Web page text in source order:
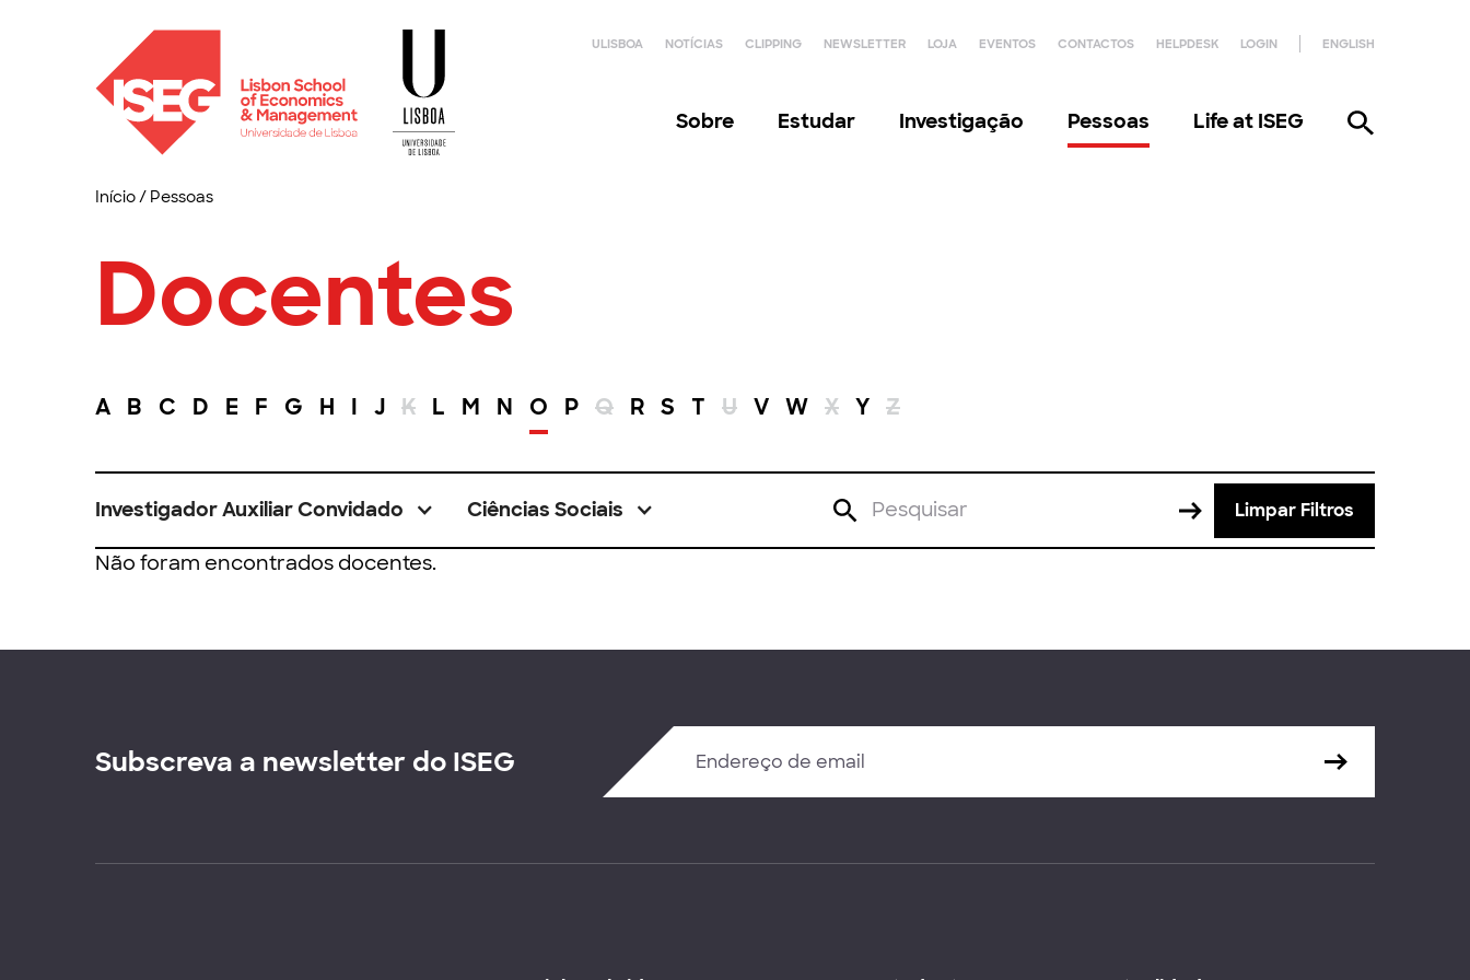
ULISBOA NOTÍCIAS CLIPPING NEWSLETTER LOJA EVENTOS CONTACTOS HELPDESK LOGIN ENGLISH
Sobre Estudar Investigação Pessoas Life at ISEG
Início/ Pessoas
Docentes
A B C D E F G H I J K L M N O P Q R S T U V W X Y Z
Investigador Auxiliar Convidado Ciências Sociais Limpar Filtros
Não foram encontrados docentes.
Subscreva a newsletter do ISEG